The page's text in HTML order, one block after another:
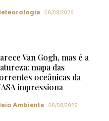
06/08/2026
Van Gogh, mas é a
mapa das
oceânicas da
impressiona
Ambiente 06/08/2026